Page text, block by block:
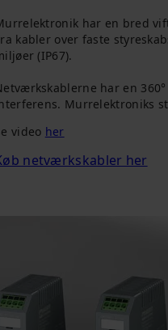
har en bred
kabler over faste
(IP67).
har en
Murrelektroniks
video her
netværkskabler her